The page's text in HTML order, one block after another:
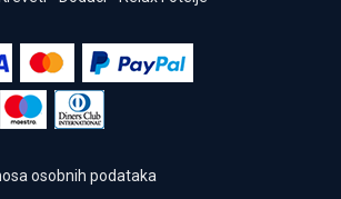
osobnih podataka